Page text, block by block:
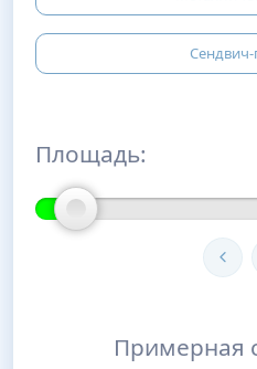
Площадь:
Примерная